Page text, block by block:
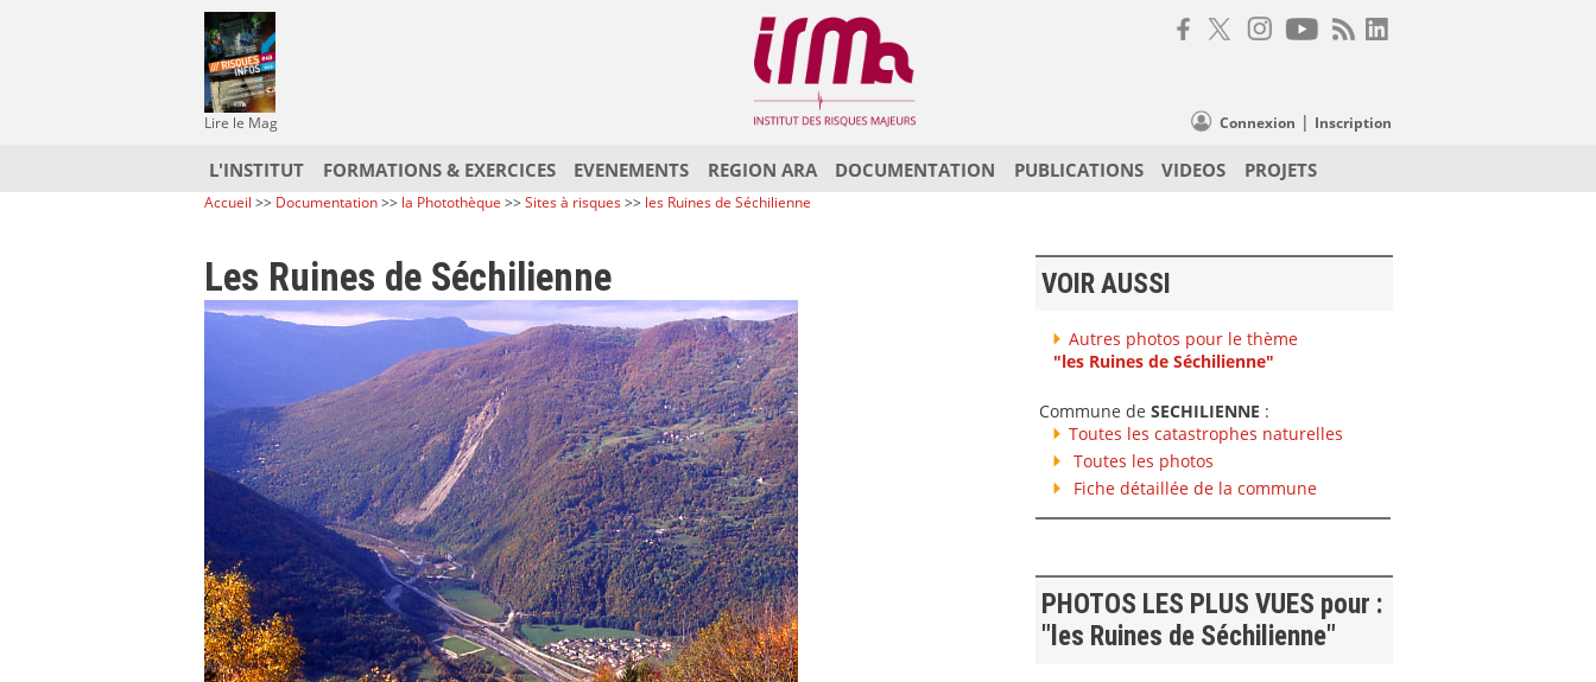
Lire le Mag Connexion | Inscription
L'INSTITUT FORMATIONS & EXERCICES EVENEMENTS REGION ARA DOCUMENTATION PUBLICATIONS VIDEOS PROJETS
Accueil >> Documentation>> la Photothèque >>Sites à risques>> les Ruines de Séchilienne
Les Ruines de Séchilienne VOIR AUSSI
Autres photos pour le thème
"les Ruines de Séchilienne"
Commune de SECHILIENNE :
Toutes les catastrophes naturelles
Toutes les photos
Fiche détaillée de la commune
PHOTOS LES PLUS VUES pour :
"les Ruines de Séchilienne"